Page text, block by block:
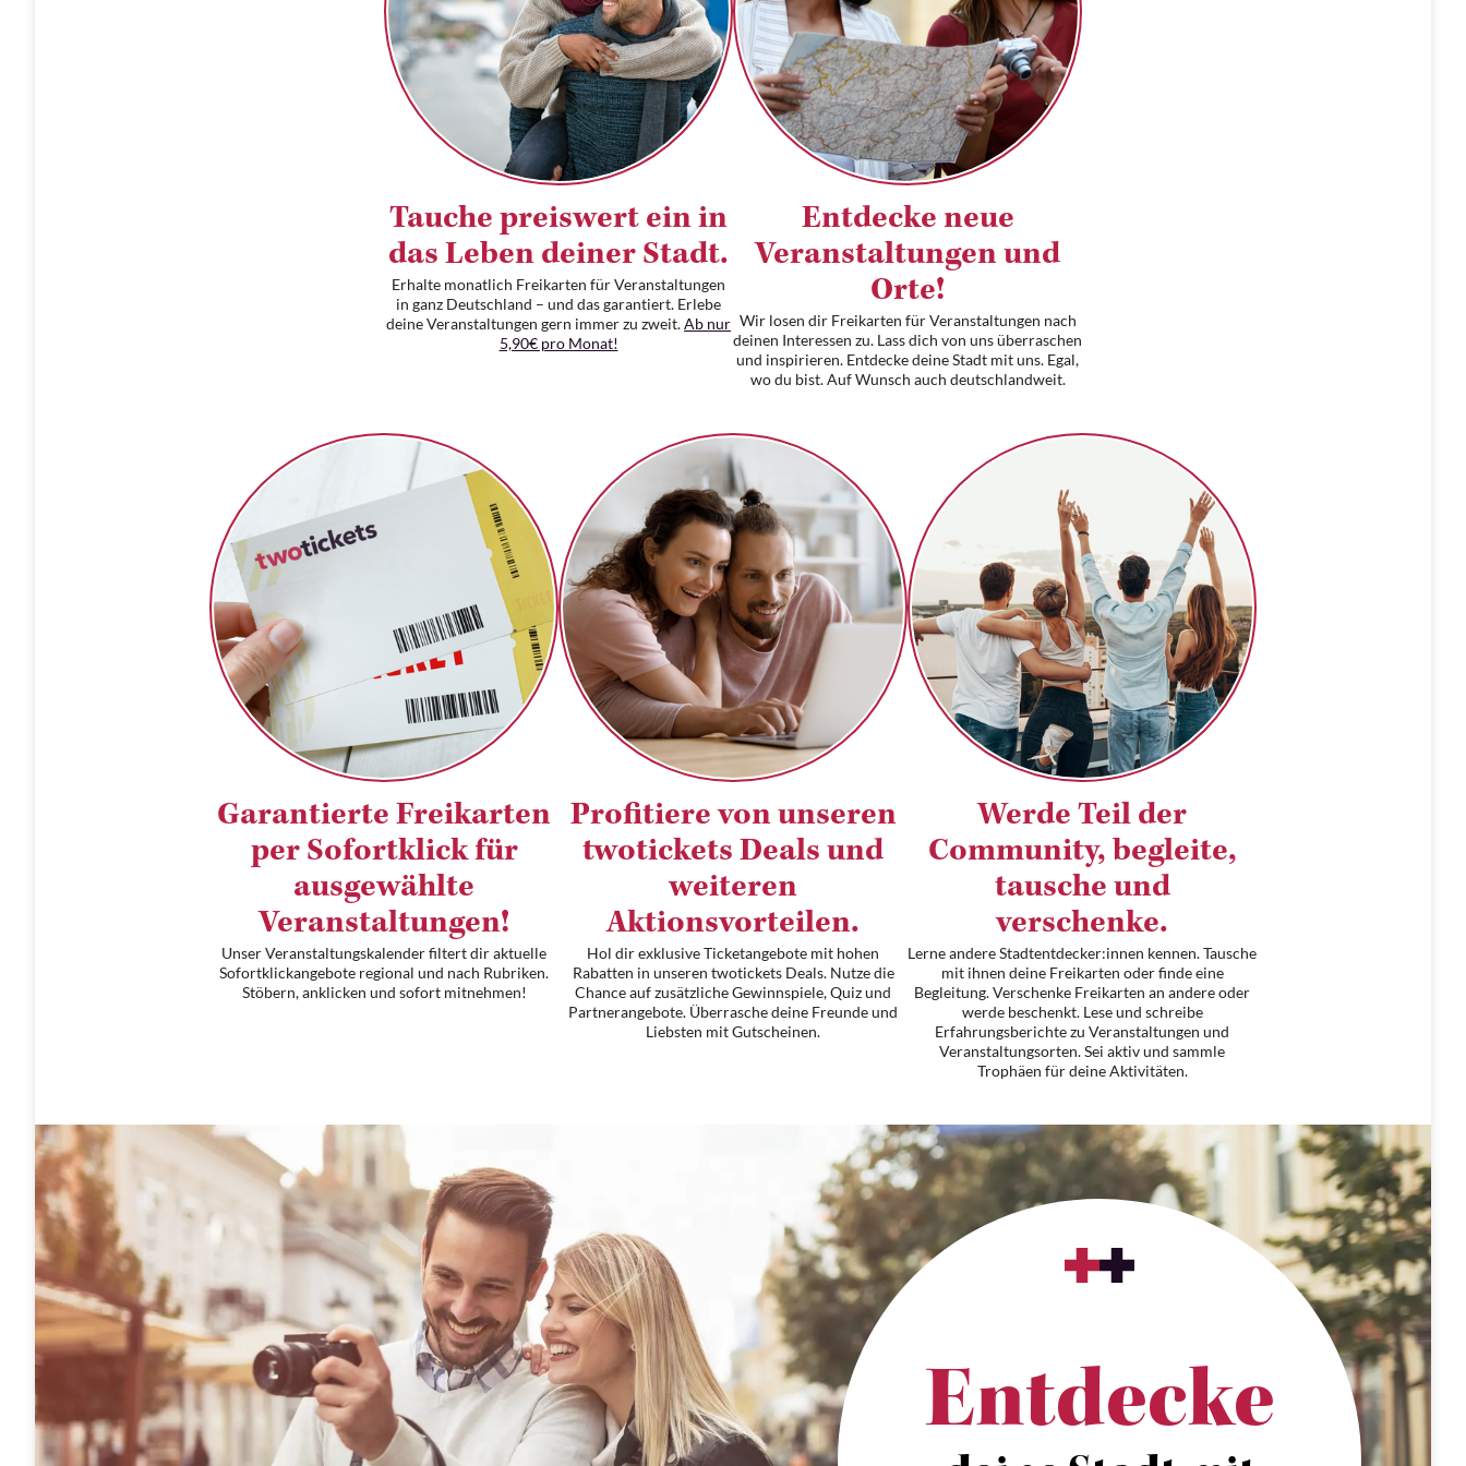
Tauche preiswert ein in
das Leben deiner Stadt.
Erhalte monatlich Freikarten für Veranstaltungen
in ganz Deutschland – und das garantiert. Erlebe
deine Veranstaltungen gern immer zu zweit.Ab nur
5,90€ pro Monat!
Entdecke neue
Veranstaltungen und
Orte!
Wir losen dir Freikarten für Veranstaltungen nach
deinen Interessen zu. Lass dich von uns überraschen
und inspirieren. Entdecke deine Stadt mit uns. Egal,
wo du bist. Auf Wunsch auch deutschlandweit.
Garantierte Freikarten
per Sofortklick für
ausgewählte
Veranstaltungen!
Unser Veranstaltungskalender filtert dir aktuelle
Sofortklickangebote regional und nach Rubriken.
Stöbern, anklicken und sofort mitnehmen!
Profitiere von unseren
twotickets Deals und
weiteren
Aktionsvorteilen.
Hol dir exklusive Ticketangebote mit hohen
Rabatten in unseren twotickets Deals. Nutze die
Chance auf zusätzliche Gewinnspiele, Quiz und
Partnerangebote. Überrasche deine Freunde und
Liebsten mit Gutscheinen.
Werde Teil der
Community, begleite,
tausche und
verschenke.
Lerne andere Stadtentdecker:innen kennen. Tausche
mit ihnen deine Freikarten oder finde eine
Begleitung. Verschenke Freikarten an andere oder
werde beschenkt. Lese und schreibe
Erfahrungsberichte zu Veranstaltungen und
Veranstaltungsorten. Sei aktiv und sammle
Trophäen für deine Aktivitäten.
Entdecke